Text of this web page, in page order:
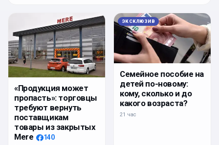
«Продукция может
пропасть»: торговцы
требуют вернуть
поставщикам
товары из закрытых
Mere
140
ЭКСКЛЮЗИВ
Семейное пособие на
детей по-новому:
кому, сколько и до
какого возраста?
21 час